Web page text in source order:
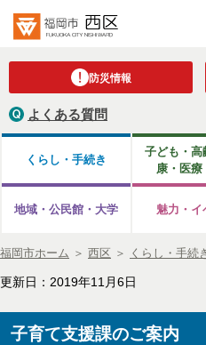
防災情報
よくある質問
くらし・手続き
子ども・高
康・医療
地域・公民館・大学 魅力・イ
福岡市ホーム ＞ 西区 ＞ くらし・手続
更新日：2019年11月6日
子育て支援課のご案内